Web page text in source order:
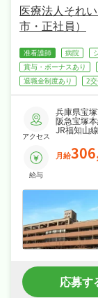
医療法人それ
市・正社員）
准看護師 病院
賞与・ボーナスあり
退職金制度あり
2
アクセス
兵庫県宝
阪急宝塚
JR福知山
給与
月給
応募す